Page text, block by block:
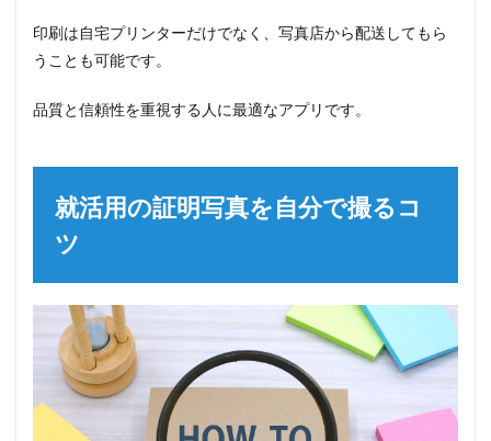
印刷は自宅プリンターだけでなく、写真店から配送してもら
うことも可能です。
品質と信頼性を重視する人に最適なアプリです。
就活用の証明写真を自分で撮るコ
ツ